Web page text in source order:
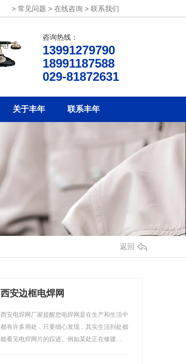
> 常见问题 > 在线咨询 > 联系我们
咨询热线：
13991279790
18991187588
029-81872631
关于丰年 联系丰年
返回
西安边框电焊网
西安电焊网厂家提醒您电焊网是在生产和生活中
都有许多用处，只要细心发现，其实生活到处都
能看见电焊网片的踪迹。例如某处正在修建…